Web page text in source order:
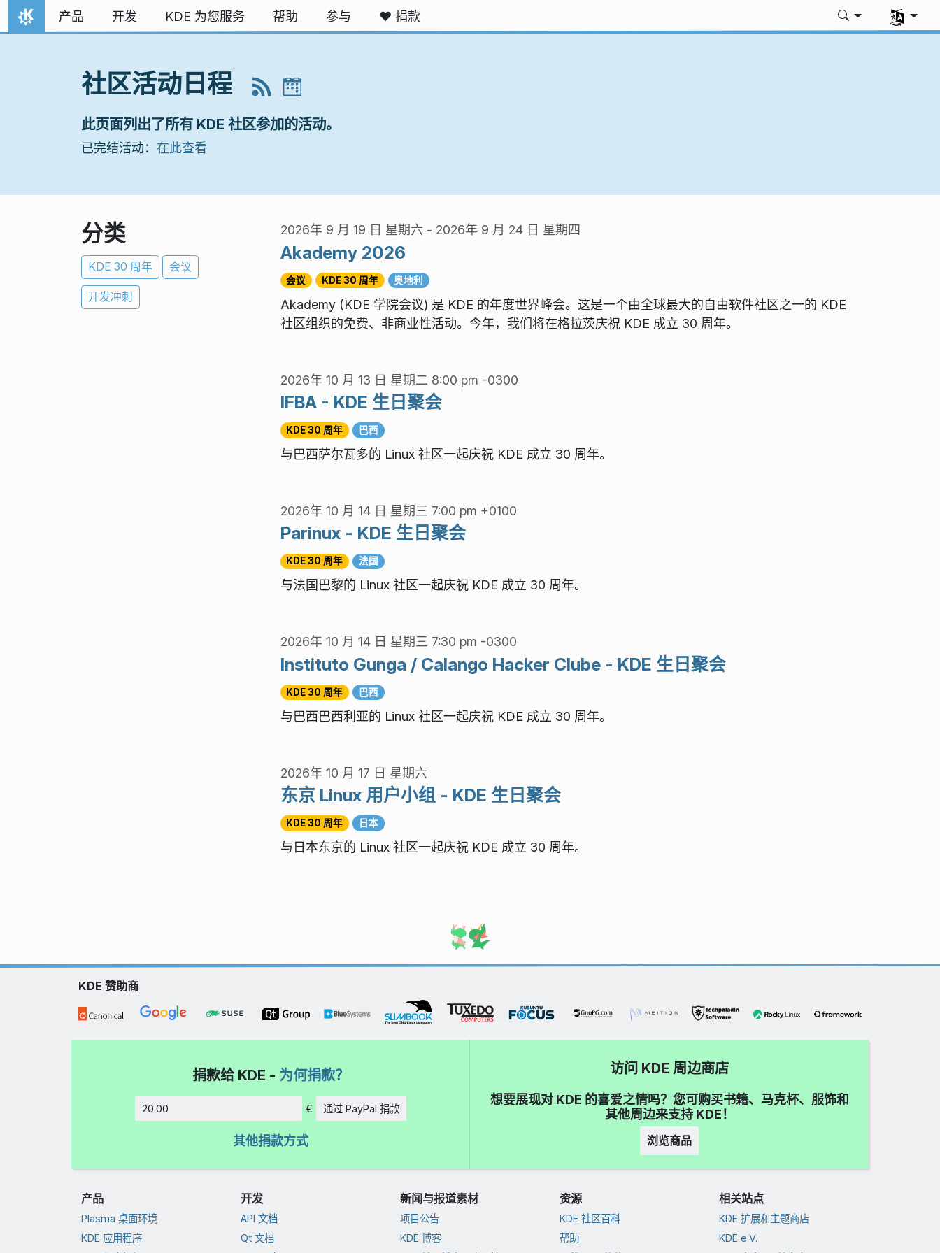
跳至内容
首页
产品 开发 KDE 为您服务 帮助 参与 ❤️ 捐款
选择您的
社区活动日程
此页面列出了所有 KDE 社区参加的活动。
已完结活动： 在此查看
分类
KDE 30 周年 会议
开发冲刺
2026年 9 月 19 日 星期六 - 2026年 9 月 24 日 星期四
Akademy 2026
会议 KDE 30 周年 奥地利
Akademy (KDE 学院会议) 是 KDE 的年度世界峰会。这是一个由全球最大的自由软件社区之一的 KDE
社区组织的免费、非商业性活动。今年，我们将在格拉茨庆祝 KDE 成立 30 周年。
2026年 10 月 13 日 星期二 8:00 pm -0300
IFBA - KDE 生日聚会
KDE 30 周年 巴西
与巴西萨尔瓦多的 Linux 社区一起庆祝 KDE 成立 30 周年。
2026年 10 月 14 日 星期三 7:00 pm +0100
Parinux - KDE 生日聚会
KDE 30 周年 法国
与法国巴黎的 Linux 社区一起庆祝 KDE 成立 30 周年。
2026年 10 月 14 日 星期三 7:30 pm -0300
Instituto Gunga / Calango Hacker Clube - KDE 生日聚会
KDE 30 周年 巴西
与巴西巴西利亚的 Linux 社区一起庆祝 KDE 成立 30 周年。
2026年 10 月 17 日 星期六
东京 Linux 用户小组 - KDE 生日聚会
KDE 30 周年 日本
与日本东京的 Linux 社区一起庆祝 KDE 成立 30 周年。
KDE 赞助商
捐款给 KDE - 为何捐款？
€ 通过 PayPal 捐款
其他捐款方式
访问 KDE 周边商店
想要展现对 KDE 的喜爱之情吗？您可购买书籍、马克杯、服饰和
其他周边来支持 KDE！
浏览商品
产品
Plasma 桌面环境
KDE 应用程序
开发
API 文档
Qt 文档
新闻与报道素材
项目公告
KDE 博客
资源
KDE 社区百科
帮助
相关站点
KDE 扩展和主题商店
KDE e.V.